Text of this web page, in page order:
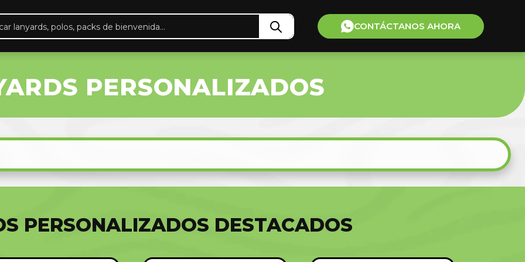
CONTÁCTANOS AHORA
PERSONALIZADOS
PERSONALIZADOS DESTACADOS